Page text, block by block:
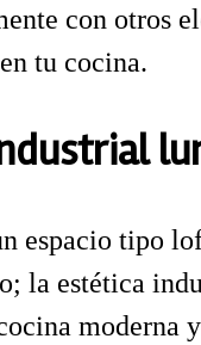
con otros
tu cocina.
espacio tipo
la estética